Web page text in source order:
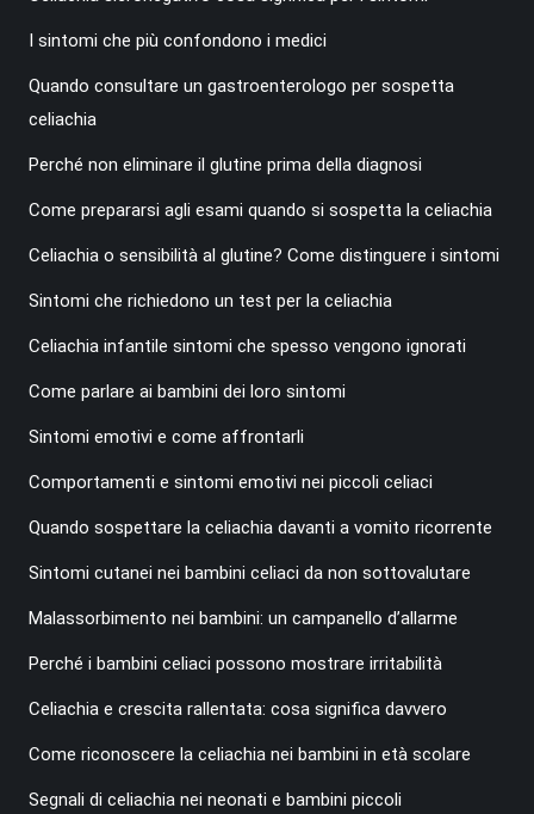
I sintomi che più confondono i medici
Quando consultare un gastroenterologo per sospetta
celiachia
Perché non eliminare il glutine prima della diagnosi
Come prepararsi agli esami quando si sospetta la celiachia
Celiachia o sensibilità al glutine? Come distinguere i sintomi
Sintomi che richiedono un test per la celiachia
Celiachia infantile sintomi che spesso vengono ignorati
Come parlare ai bambini dei loro sintomi
Sintomi emotivi e come affrontarli
Comportamenti e sintomi emotivi nei piccoli celiaci
Quando sospettare la celiachia davanti a vomito ricorrente
Sintomi cutanei nei bambini celiaci da non sottovalutare
Malassorbimento nei bambini: un campanello d’allarme
Perché i bambini celiaci possono mostrare irritabilità
Celiachia e crescita rallentata: cosa significa davvero
Come riconoscere la celiachia nei bambini in età scolare
Segnali di celiachia nei neonati e bambini piccoli